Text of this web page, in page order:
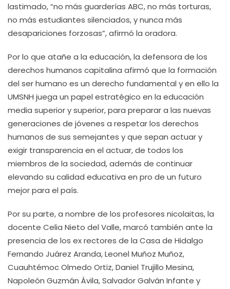
lastimado, “no más guarderías ABC, no más torturas,
no más estudiantes silenciados, y nunca más
desapariciones forzosas”, afirmó la oradora.
Por lo que atañe a la educación, la defensora de los
derechos humanos capitalina afirmó que la formación
del ser humano es un derecho fundamental y en ello la
UMSNH juega un papel estratégico en la educación
media superior y superior, para preparar a las nuevas
generaciones de jóvenes a respetar los derechos
humanos de sus semejantes y que sepan actuar y
exigir transparencia en el actuar, de todos los
miembros de la sociedad, además de continuar
elevando su calidad educativa en pro de un futuro
mejor para el país.
Por su parte, a nombre de los profesores nicolaitas, la
docente Celia Nieto del Valle, marcó también ante la
presencia de los ex rectores de la Casa de Hidalgo
Fernando Juárez Aranda, Leonel Muñoz Muñoz,
Cuauhtémoc Olmedo Ortiz, Daniel Trujillo Mesina,
Napoleón Guzmán Ávila, Salvador Galván Infante y